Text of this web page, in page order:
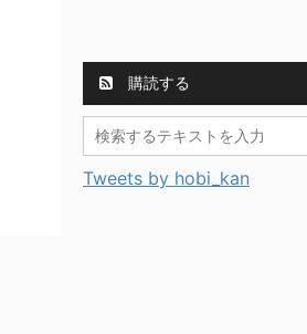
購読する
Tweets by hobi_kan